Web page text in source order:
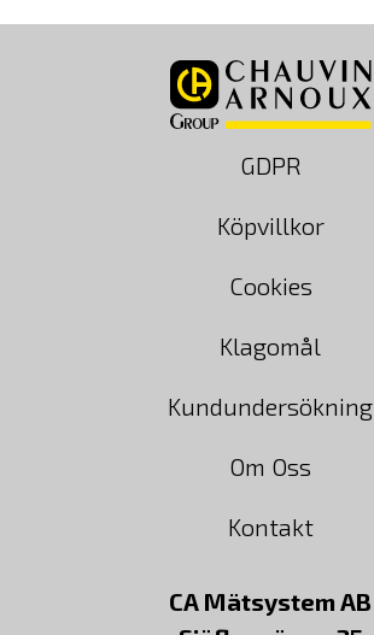
GDPR
Köpvillkor
Cookies
Klagomål
Kundundersökning
Om Oss
Kontakt
CA Mätsystem AB